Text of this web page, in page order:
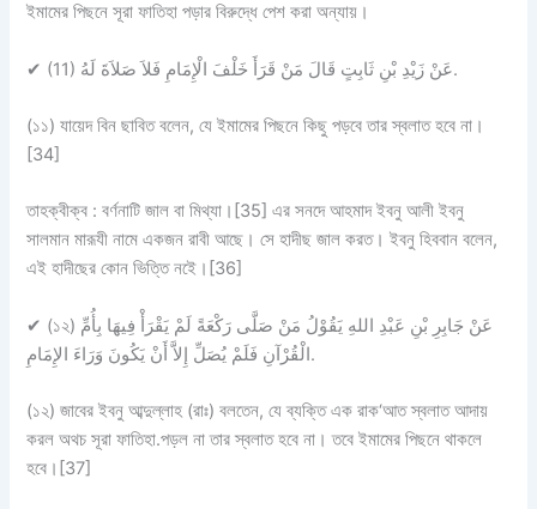
ইমামের পিছনে সূরা ফাতিহা পড়ার বিরুদ্ধে পেশ করা অন্যায়।
✔ (11) عَنْ زَيْدِ بْنِ ثَابِتٍ قَالَ مَنْ قَرَأَ خَلْفَ الْإِمَامِ فَلاَ صَلاَةَ لَهُ.
(১১) যায়েদ বিন ছাবিত বলেন, যে ইমামের পিছনে কিছু পড়বে তার স্বলাত হবে না।
[34]
তাহক্বীক্ব : বর্ণনাটিজাল বা মিথ্যা। [35] এর সনদে আহমাদ ইবনু আলী ইবনু
সালমান মারূযী নামে একজন রাবী আছে। সে হাদীছ জাল করত। ইবনু হিববান বলেন,
এই হাদীছের কোন ভিত্তি নইে।[36]
✔ (১২) عَنْ جَابِرِ بْنِ عَبْدِ اللهِ يَقُوْلُ مَنْ صَلَّى رَكْعَةً لَمْ يَقْرَأْ فِيهَا بِأُمِّ
الْقُرْآنِ فَلَمْ يُصَلِّ إِلاَّ أَنْ يَكُونَ وَرَاءَ الإِمَامِ.
(১২) জাবের ইবনু আব্দুল্লাহ (রাঃ) বলতেন, যে ব্যক্তি এক রাক‘আত স্বলাত আদায়
করল অথচ সূরা ফাতিহা.পড়ল না তার স্বলাত হবে না। তবে ইমামের পিছনে থাকলে
হবে।[37]